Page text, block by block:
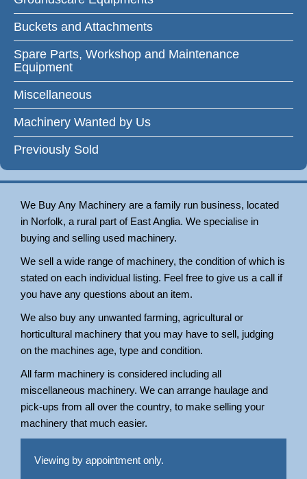
Buckets and Attachments
Spare Parts, Workshop and Maintenance
Equipment
Miscellaneous
Machinery Wanted by Us
Previously Sold
We Buy Any Machinery are a family run business, located
in Norfolk, a rural part of East Anglia. We specialise in
buying and selling used machinery.
We sell a wide range of machinery, the condition of which is
stated on each individual listing. Feel free to give us a call if
you have any questions about an item.
We also buy any unwanted farming, agricultural or
horticultural machinery that you may have to sell, judging
on the machines age, type and condition.
All farm machinery is considered including all
miscellaneous machinery. We can arrange haulage and
pick-ups from all over the country, to make selling your
machinery that much easier.
Viewing by appointment only.